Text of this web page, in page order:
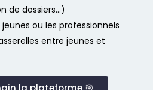
de dossiers…)
ou les professionnels
entre jeunes et